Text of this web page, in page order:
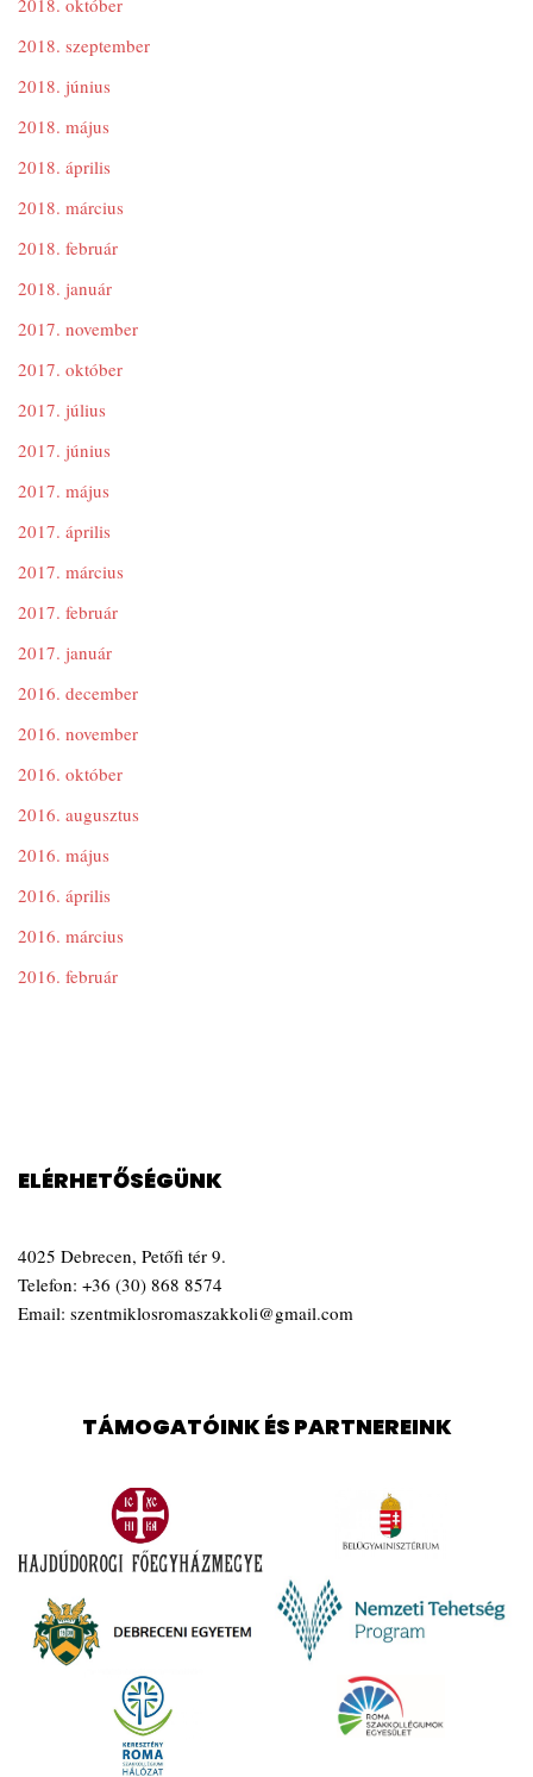
2018. október
2018. szeptember
2018. június
2018. május
2018. április
2018. március
2018. február
2018. január
2017. november
2017. október
2017. július
2017. június
2017. május
2017. április
2017. március
2017. február
2017. január
2016. december
2016. november
2016. október
2016. augusztus
2016. május
2016. április
2016. március
2016. február
ELÉRHETŐSÉGÜNK
4025 Debrecen, Petőfi tér 9.
Telefon: +36 (30) 868 8574
Email: szentmiklosromaszakkoli@gmail.com
TÁMOGATÓINK ÉS PARTNEREINK